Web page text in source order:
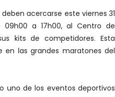
acercarse este viernes 31
a 17h00, al Centro de
kits de competidores. Esta
las grandes maratones del
uno de los eventos deportivos